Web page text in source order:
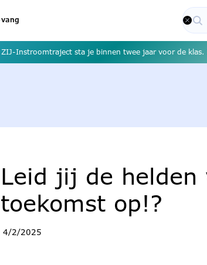
Instroomtraject sta je binnen twee jaar voor de klas.
Leid jij de helden
toekomst op!?
4/2/2025